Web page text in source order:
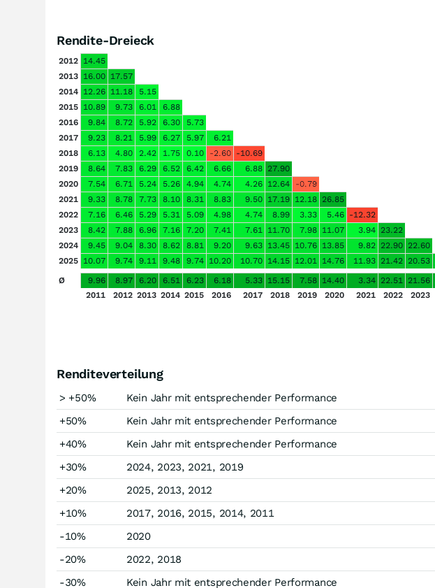
Rendite-Dreieck
2012 14.45
2013 16.00 17.57
2014 12.26 11.18
5.15
2015 10.89 9.73 6.01
6.88
2016
9.84 8.72 5.92 6.30
5.73
2017
9.23 8.21 5.99 6.27 5.97
6.21
2018
6.13 4.80 2.42 1.75 0.10 -2.60 -10.69
2019
8.64 7.83 6.29 6.52 6.42 6.66 6.88 27.90
2020
7.54 6.71 5.24 5.26 4.94 4.74 4.26 12.64
-0.79
2021
9.33 8.78 7.73 8.10 8.31 8.83 9.50 17.19 12.18 26.85
2022
7.16 6.46 5.29 5.31 5.09 4.98 4.74 8.99 3.33 5.46 -12.32
2023
8.42 7.88 6.96 7.16 7.20 7.41 7.61 11.70 7.98 11.07 3.94 23.22
2024
9.45 9.04 8.30 8.62 8.81 9.20 9.63 13.45 10.76 13.85 9.82 22.90 22.60
2025 10.07 9.74 9.11 9.48 9.74 10.20 10.70 14.15 12.01 14.76 11.93 21.42 20.53
Ø
9.96 8.97 6.20 6.51 6.23 6.18 5.33 15.15 7.58 14.40 3.34 22.51 21.56
2011
2012 2013 2014 2015 2016 2017 2018 2019 2020 2021 2022 2023
Renditeverteilung
> +50%
Kein Jahr mit entsprechender Performance
+50%
Kein Jahr mit entsprechender Performance
+40%
Kein Jahr mit entsprechender Performance
+30%
2024, 2023, 2021, 2019
+20%
2025, 2013, 2012
+10%
2017, 2016, 2015, 2014, 2011
-10%
2020
-20%
2022, 2018
-30%
Kein Jahr mit entsprechender Performance